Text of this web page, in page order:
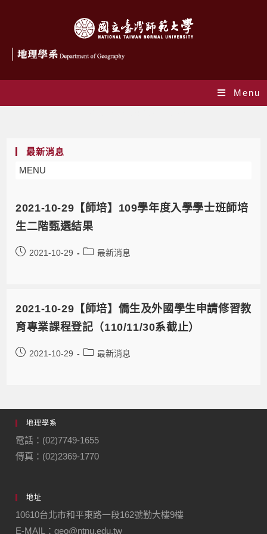
Menu
最新消息
MENU
2021-10-29【師培】109學年度入學學士班師培
生二階甄選結果
2021-10-29 最新消息
2021-10-29【師培】僑生及外國學生申請修習教
育專業課程登記（110/11/30系截止）
2021-10-29 最新消息
地理學系
電話：(02)7749-1655
傳真：(02)2369-1770
地址
10610台北市和平東路一段162號勤大樓9樓
E-MAIL：geo@ntnu.edu.tw